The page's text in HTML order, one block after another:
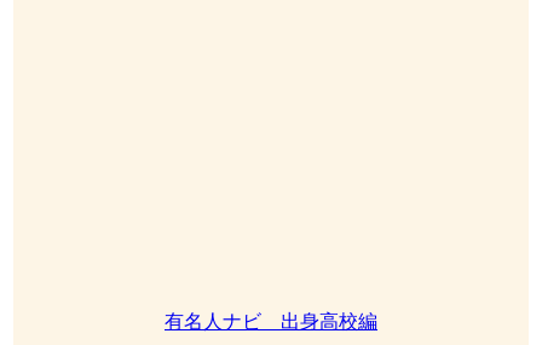
有名人ナビ 出身高校編